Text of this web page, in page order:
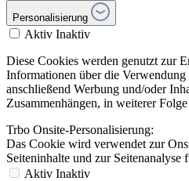
Personalisierung
Aktiv Inaktiv
Diese Cookies werden genutzt zur
Informationen über die
anschließend Werbung und/oder
Zusammenhängen, in weiterer
Trbo Onsite-Personalisierung:
Das Cookie wird verwendet zur
Seiteninhalte und zur Seitenanalyse
Aktiv Inaktiv